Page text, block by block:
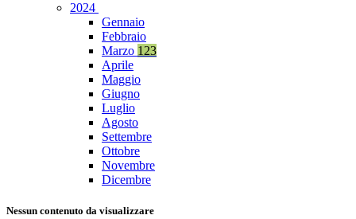
2024
Gennaio
Febbraio
Marzo 123
Aprile
Maggio
Giugno
Luglio
Agosto
Settembre
Ottobre
Novembre
Dicembre
Nessun contenuto da visualizzare